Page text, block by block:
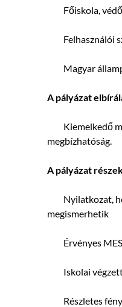
 Főiskola,
 Felhasználói
 Magyar
A pályázat
 Kiemelkedő
megbízhatóság.
A pályázat
 Nyilatkozat,
megismerhetik
 Érvényes
 Iskolai
 Részletes